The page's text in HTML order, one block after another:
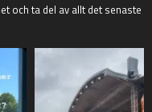
och ta del av allt det senaste